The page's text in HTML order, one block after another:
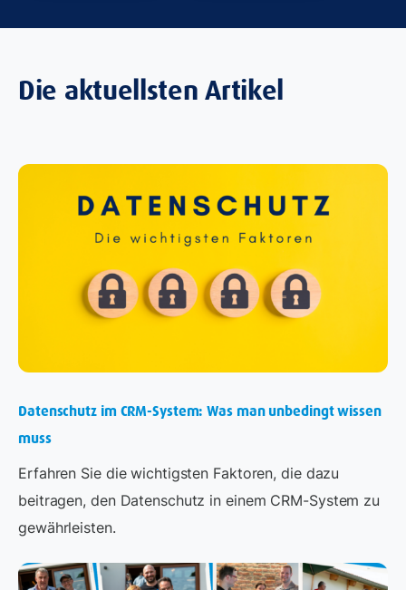
Die aktuellsten Artikel
Datenschutz im CRM-System: Was man unbedingt wissen
muss
Erfahren Sie die wichtigsten Faktoren, die dazu
beitragen, den Datenschutz in einem CRM-System zu
gewährleisten.